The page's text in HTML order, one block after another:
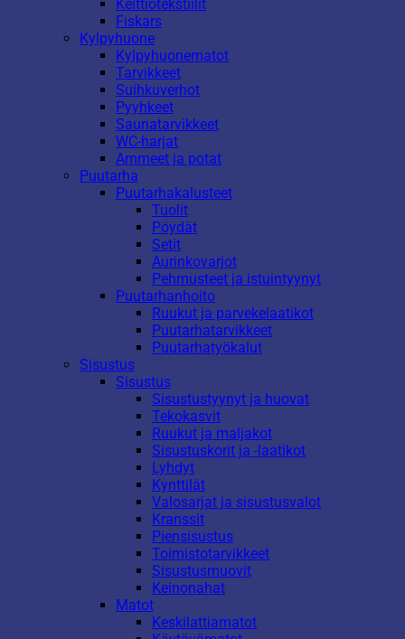
Keittiötekstiilit
Fiskars
Kylpyhuone
Kylpyhuonematot
Tarvikkeet
Suihkuverhot
Pyyhkeet
Saunatarvikkeet
WC-harjat
Ammeet ja potat
Puutarha
Puutarhakalusteet
Tuolit
Pöydät
Setit
Aurinkovarjot
Pehmusteet ja istuintyynyt
Puutarhanhoito
Ruukut ja parvekelaatikot
Puutarhatarvikkeet
Puutarhatyökalut
Sisustus
Sisustus
Sisustustyynyt ja huovat
Tekokasvit
Ruukut ja maljakot
Sisustuskorit ja -laatikot
Lyhdyt
Kynttilät
Valosarjat ja sisustusvalot
Kranssit
Piensisustus
Toimistotarvikkeet
Sisustusmuovit
Keinonahat
Matot
Keskilattiamatot